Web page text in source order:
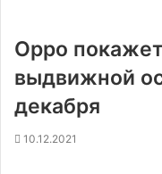
Oppo
выдвижной
декабря
10.12.2021